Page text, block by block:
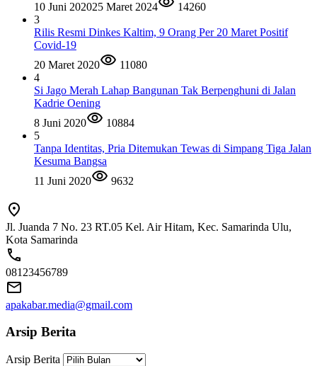
10 Juni 202025 Maret 2024
14260
3
Rilis Resmi Dinkes Kaltim, 9 Orang Per 20 Maret Positif
Covid-19
20 Maret 2020
11080
4
Si Jago Merah Lahap Bangunan Tak Berpenghuni di Jalan
Kadrie Oening
8 Juni 2020
10884
5
Tanpa Identitas, Pria Ditemukan Tewas di Simpang Tiga Jalan
Kesuma Bangsa
11 Juni 2020
9632
Jl. Juanda 7 No. 23 RT.05 Kel. Air Hitam, Kec. Samarinda Ulu,
Kota Samarinda
08123456789
apakabar.media@gmail.com
Arsip Berita
Arsip Berita